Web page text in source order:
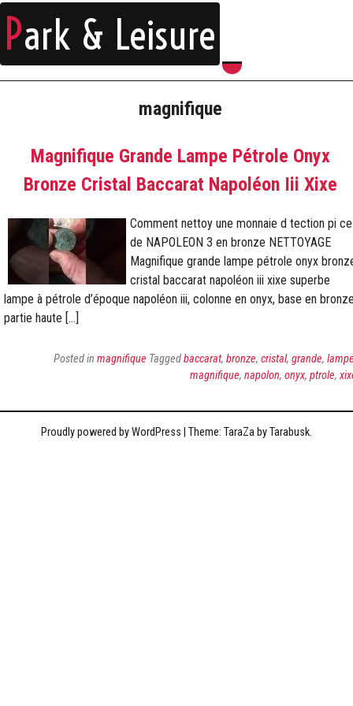
Park & Leisure
magnifique
Magnifique Grande Lampe Pétrole Onyx
Bronze Cristal Baccarat Napoléon Iii Xixe
Comment nettoy une monnaie d tection pi ce
de NAPOLEON 3 en bronze NETTOYAGE
Magnifique grande lampe pétrole onyx
cristal baccarat napoléon iii xixe superbe
lampe à pétrole d’époque napoléon iii, colonne en onyx, base en
partie haute […]
Posted in magnifique Taggedbaccarat, bronze, cristal, grande,
magnifique, napolon, onyx, ptrole,
Proudly powered by WordPress Theme: TaraZa byTarabusk.